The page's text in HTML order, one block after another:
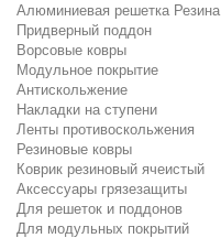
Алюминиевая решетка Резина
Придверный поддон
Ворсовые ковры
Модульное покрытие
Антискольжение
Накладки на ступени
Ленты противоскольжения
Резиновые ковры
Коврик резиновый ячеистый
Аксессуары грязезащиты
Для решеток и поддонов
Для модульных покрытий